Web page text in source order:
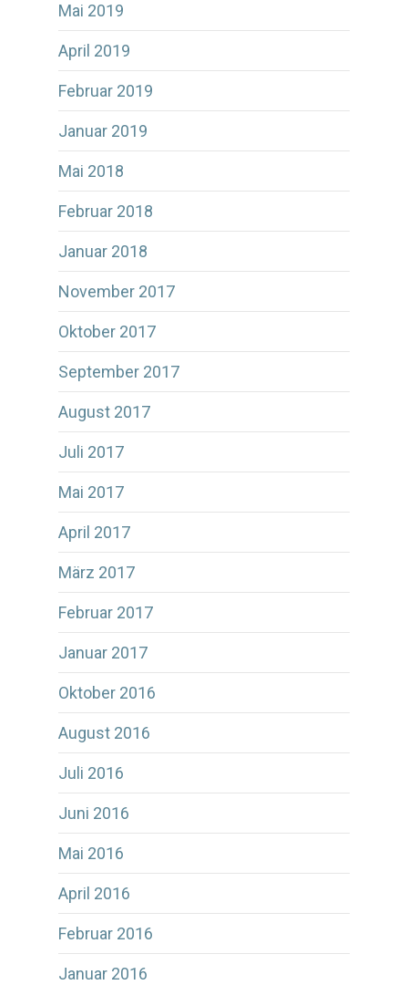
Mai 2019
April 2019
Februar 2019
Januar 2019
Mai 2018
Februar 2018
Januar 2018
November 2017
Oktober 2017
September 2017
August 2017
Juli 2017
Mai 2017
April 2017
März 2017
Februar 2017
Januar 2017
Oktober 2016
August 2016
Juli 2016
Juni 2016
Mai 2016
April 2016
Februar 2016
Januar 2016